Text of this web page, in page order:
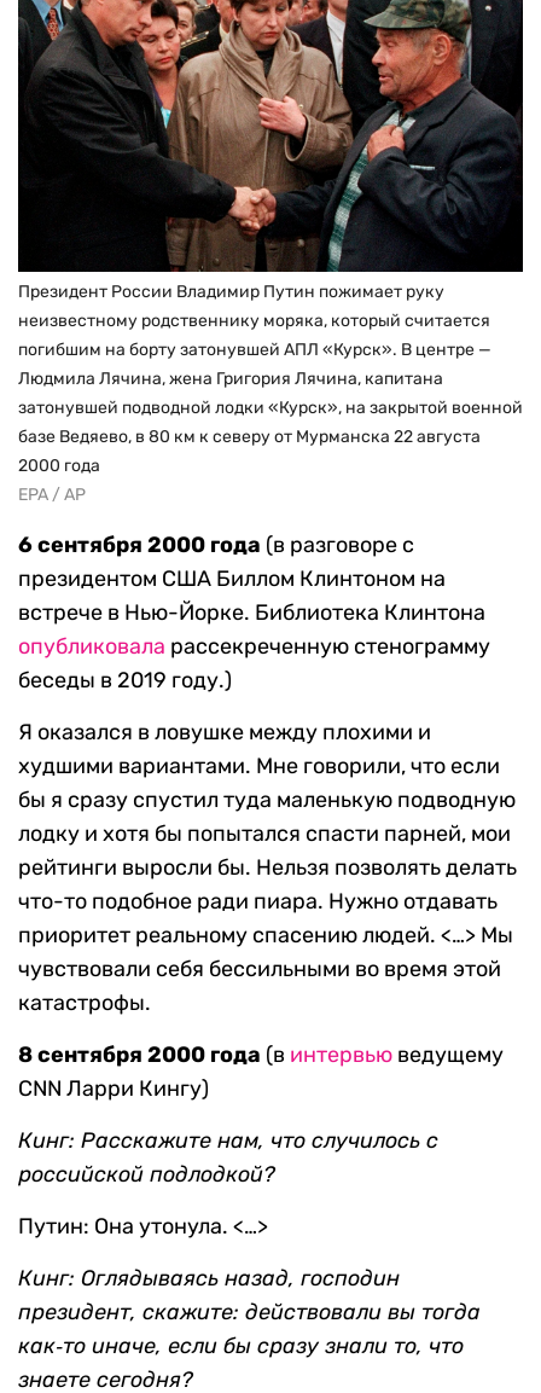
Президент России Владимир Путин пожимает руку
неизвестному родственнику моряка, который считается
погибшим на борту затонувшей АПЛ «Курск». В центре —
Людмила Лячина, жена Григория Лячина, капитана
затонувшей подводной лодки «Курск», на закрытой военной
базе Ведяево, в 80 км к северу от Мурманска 22 августа
2000 года
EPA / AP
6 сентября 2000 года (в разговоре с
президентом США Биллом Клинтоном на
встрече в Нью-Йорке. Библиотека Клинтона
опубликовала рассекреченную стенограмму
беседы в 2019 году.)
Я оказался в ловушке между плохими и
худшими вариантами. Мне говорили, что если
бы я сразу спустил туда маленькую подводную
лодку и хотя бы попытался спасти парней, мои
рейтинги выросли бы. Нельзя позволять делать
что-то подобное ради пиара. Нужно отдавать
приоритет реальному спасению людей. <…> Мы
чувствовали себя бессильными во время этой
катастрофы.
8 сентября 2000 года (в интервью ведущему
CNN Ларри Кингу)
Кинг: Расскажите нам, что случилось с
российской подлодкой?
Путин: Она утонула. <…>
Кинг: Оглядываясь назад, господин
президент, скажите: действовали вы тогда
как‑то иначе, если бы сразу знали то, что
знаете сегодня?